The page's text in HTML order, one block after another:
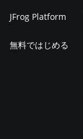
JFrog Platform
無料ではじめる